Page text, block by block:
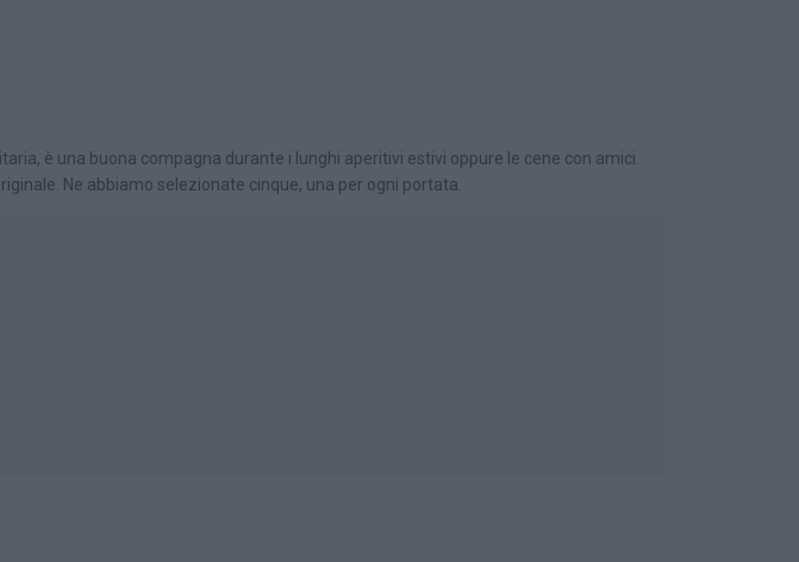
è una buona compagna durante i lunghi aperitivi estivi oppure le cene con amici.
Ne abbiamo selezionate cinque, una per ogni portata.